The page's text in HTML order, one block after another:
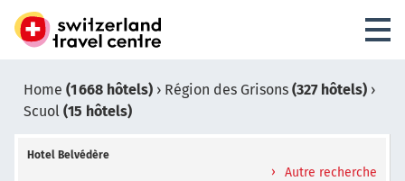
Home (1 668 hôtels) › Région des Grisons (327 hôtels) ›
Scuol (15 hôtels)
Hotel Belvédère
Autre recherche